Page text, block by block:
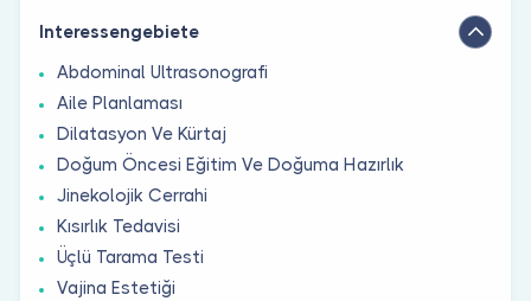
Interessengebiete
Abdominal Ultrasonografi
Aile Planlaması
Dilatasyon Ve Kürtaj
Doğum Öncesi Eğitim Ve Doğuma Hazırlık
Jinekolojik Cerrahi
Kısırlık Tedavisi
Üçlü Tarama Testi
Vajina Estetiği